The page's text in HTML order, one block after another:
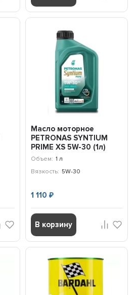
Масло моторное
PETRONAS SYNTIUM
PRIME XS 5W-30 (1л)
71235E18EU
Объем: 1 л
Вязкость: 5W-30
1 110 ₽
В корзину